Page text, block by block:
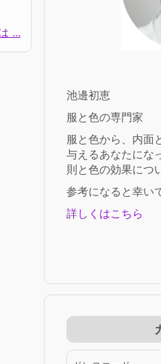
...
池邊初恵
服と色の専門家
服と色から、内面
与えるあなたにな
則と色の効果につ
参考になると幸い
詳しくはこちら